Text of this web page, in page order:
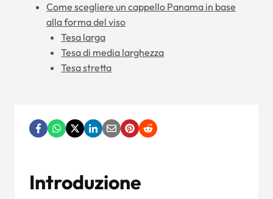
Come scegliere un cappello Panama in base
alla forma del viso
Tesa larga
Tesa di media larghezza
Tesa stretta
Introduzione